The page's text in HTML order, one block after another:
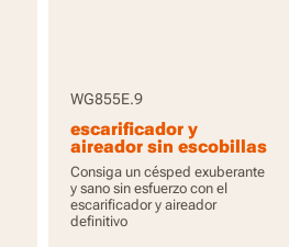
WG855E.9
escarificador y
aireador sin escobillas
40V sin cable - Sólo
herramienta
Consiga un césped exuberante
y sano sin esfuerzo con el
escarificador y aireador
definitivo